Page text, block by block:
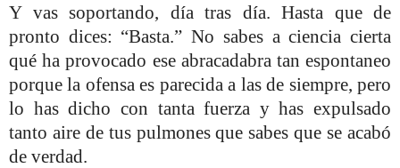
Y vas soportando, día tras día. Hasta que de
pronto dices: “Basta.” No sabes a ciencia cierta
qué ha provocado ese abracadabra tan espontaneo
porque la ofensa es parecida a las de siempre, pero
lo has dicho con tanta fuerza y has expulsado
tanto aire de tus pulmones que sabes que se acabó
de verdad.